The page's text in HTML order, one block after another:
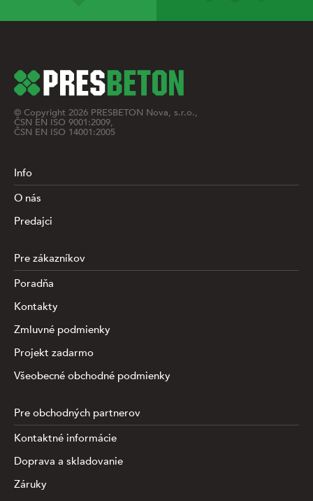
© Copyright 2026 PRESBETON Nova, s.r.o.,
ČSN EN ISO 9001:2009,
ČSN EN ISO 14001:2005
Info
O nás
Predajci
Pre zákazníkov
Poradňa
Kontakty
Zmluvné podmienky
Projekt zadarmo
Všeobecné obchodné podmienky
Pre obchodných partnerov
Kontaktné informácie
Doprava a skladovanie
Záruky